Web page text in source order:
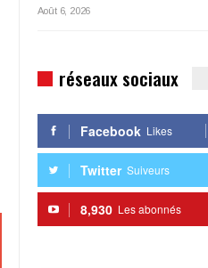
Août 6, 2026
réseaux sociaux
Facebook Likes
Twitter Suiveurs
8,930 Les abonnés